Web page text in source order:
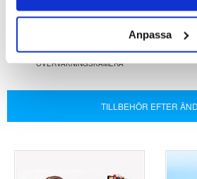
Anpassa
ÖVERVAKNINGSKAMERA
TILLBEHÖR EFTER